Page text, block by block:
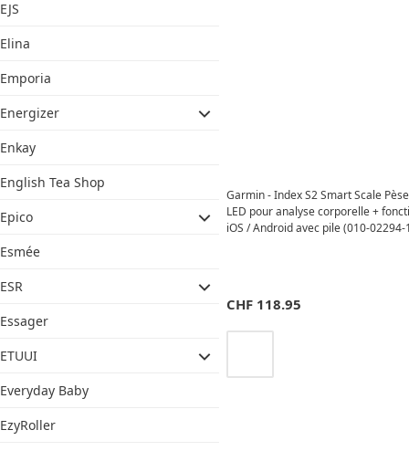
EJS
Elina
Emporia
Energizer
Enkay
English Tea Shop
Epico
Esmée
ESR
Essager
ETUUI
Everyday Baby
EzyRoller
Garmin - Index S2 Smart Scale
LED pour analyse corporelle +
iOS / Android avec pile (010-
CHF 118.95